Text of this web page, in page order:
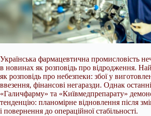
Українська фармацевтична промисловість
в новинах як розповідь про відродження.
як розповідь про небезпеки: збої у
ввезення, фінансові негаразди. Однак
«Галичфарму» та «Київмедпрепарату»
тенденцію: планомірне відновлення після
і повернення до операційної стабільності.